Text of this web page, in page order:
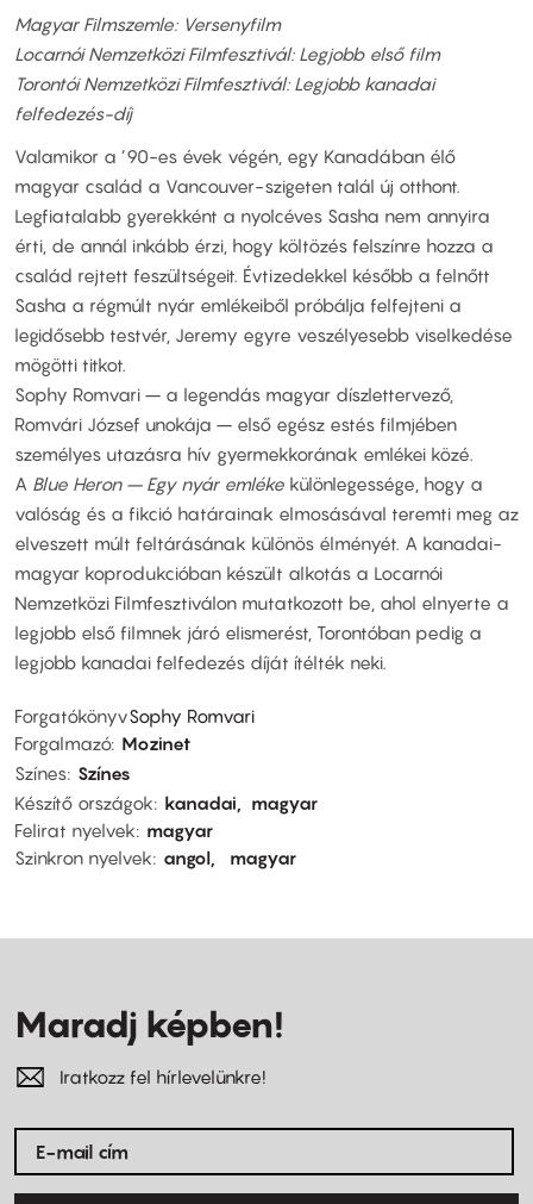
Magyar Filmszemle: Versenyfilm
Locarnói Nemzetközi Filmfesztivál: Legjobb első film
Torontói Nemzetközi Filmfesztivál: Legjobb kanadai
felfedezés-díj
Valamikor a ’90-es évek végén, egy Kanadában élő
magyar család a Vancouver-szigeten talál új otthont.
Legfiatalabb gyerekként a nyolcéves Sasha nem annyira
érti, de annál inkább érzi, hogy költözés felszínre hozza a
család rejtett feszültségeit. Évtizedekkel később a felnőtt
Sasha a régmúlt nyár emlékeiből próbálja felfejteni a
legidősebb testvér, Jeremy egyre veszélyesebb viselkedése
mögötti titkot.
Sophy Romvari – a legendás magyar díszlettervező,
Romvári József unokája – első egész estés filmjében
személyes utazásra hív gyermekkorának emlékei közé.
A Blue Heron – Egy nyár emléke különlegessége, hogy a
valóság és a fikció határainak elmosásával teremti meg az
elveszett múlt feltárásának különös élményét. A kanadai-
magyar koprodukcióban készült alkotás a Locarnói
Nemzetközi Filmfesztiválon mutatkozott be, ahol elnyerte a
legjobb első filmnek járó elismerést, Torontóban pedig a
legjobb kanadai felfedezés díját ítélték neki.
ForgatókönyvSophy Romvari
Forgalmazó Mozinet
Színes Színes
Készítő országok
kanadai
magyar
Felirat nyelvek
magyar
Szinkron nyelvek
angol magyar
Maradj képben!
Iratkozz fel hírlevelünkre!